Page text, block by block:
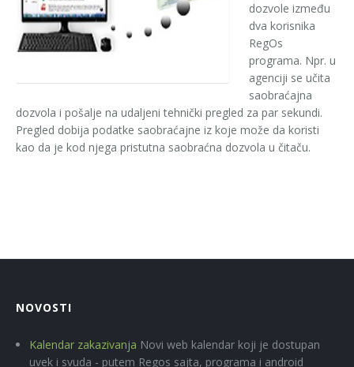
dozvole između
dva korisnika
RegOs
programa. Npr. u
agenciji se učita
saobraćajna
dozvola i pošalje na udaljeni tehnički pregled za par sekundi.
Pregled dobija podatke saobraćajne iz koje može da koristi
kao da je kod njega pristutna saobraćna dozvola u čitaču.
NOVOSTI
Kalendar zakazivanja Novi web kalendar koji je dostupan
uvek i svuda - putem Regos sajta, programa i android